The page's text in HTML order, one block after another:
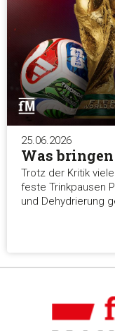
25.06.2026
Was
Trotz der Kritik
feste Trinkpausen
und Dehydrierung